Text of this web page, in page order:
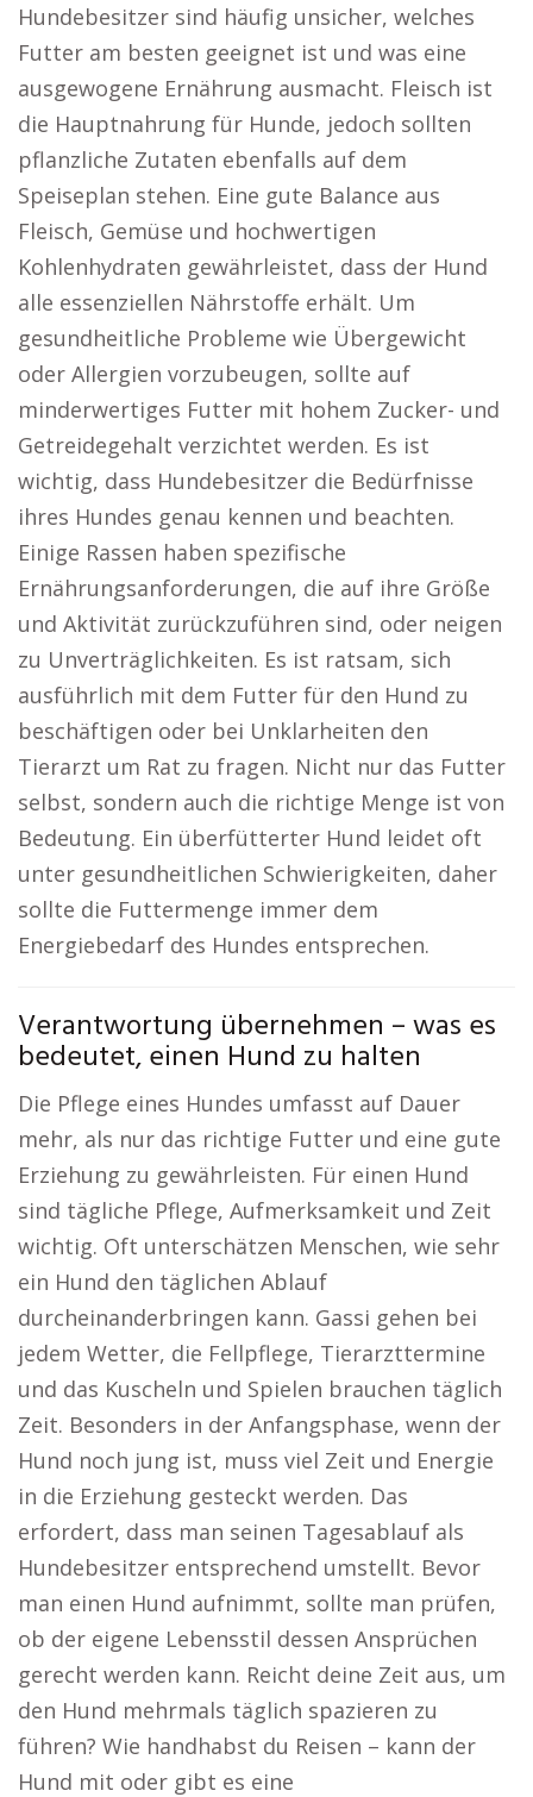
Hundebesitzer sind häufig unsicher, welches
Futter am besten geeignet ist und was eine
ausgewogene Ernährung ausmacht. Fleisch ist
die Hauptnahrung für Hunde, jedoch sollten
pflanzliche Zutaten ebenfalls auf dem
Speiseplan stehen. Eine gute Balance aus
Fleisch, Gemüse und hochwertigen
Kohlenhydraten gewährleistet, dass der Hund
alle essenziellen Nährstoffe erhält. Um
gesundheitliche Probleme wie Übergewicht
oder Allergien vorzubeugen, sollte auf
minderwertiges Futter mit hohem Zucker- und
Getreidegehalt verzichtet werden. Es ist
wichtig, dass Hundebesitzer die Bedürfnisse
ihres Hundes genau kennen und beachten.
Einige Rassen haben spezifische
Ernährungsanforderungen, die auf ihre Größe
und Aktivität zurückzuführen sind, oder neigen
zu Unverträglichkeiten. Es ist ratsam, sich
ausführlich mit dem Futter für den Hund zu
beschäftigen oder bei Unklarheiten den
Tierarzt um Rat zu fragen. Nicht nur das Futter
selbst, sondern auch die richtige Menge ist von
Bedeutung. Ein überfütterter Hund leidet oft
unter gesundheitlichen Schwierigkeiten, daher
sollte die Futtermenge immer dem
Energiebedarf des Hundes entsprechen.
Verantwortung übernehmen – was es
bedeutet, einen Hund zu halten
Die Pflege eines Hundes umfasst auf Dauer
mehr, als nur das richtige Futter und eine gute
Erziehung zu gewährleisten. Für einen Hund
sind tägliche Pflege, Aufmerksamkeit und Zeit
wichtig. Oft unterschätzen Menschen, wie sehr
ein Hund den täglichen Ablauf
durcheinanderbringen kann. Gassi gehen bei
jedem Wetter, die Fellpflege, Tierarzttermine
und das Kuscheln und Spielen brauchen täglich
Zeit. Besonders in der Anfangsphase, wenn der
Hund noch jung ist, muss viel Zeit und Energie
in die Erziehung gesteckt werden. Das
erfordert, dass man seinen Tagesablauf als
Hundebesitzer entsprechend umstellt. Bevor
man einen Hund aufnimmt, sollte man prüfen,
ob der eigene Lebensstil dessen Ansprüchen
gerecht werden kann. Reicht deine Zeit aus, um
den Hund mehrmals täglich spazieren zu
führen? Wie handhabst du Reisen – kann der
Hund mit oder gibt es eine